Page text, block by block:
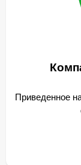
Приведенное